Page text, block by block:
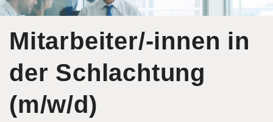
Mitarbeiter/-innen in
der Schlachtung
(m/w/d)